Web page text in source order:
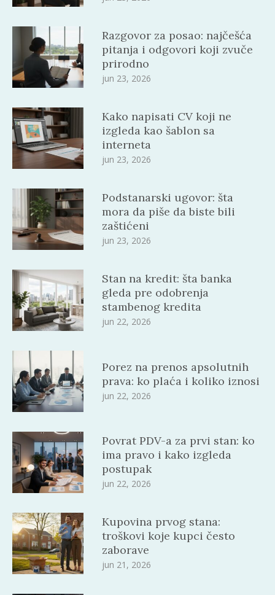
Razgovor za posao: najčešća
pitanja i odgovori koji zvuče
prirodno
jun 23, 2026
Kako napisati CV koji ne
izgleda kao šablon sa
interneta
jun 23, 2026
Podstanarski ugovor: šta
mora da piše da biste bili
zaštićeni
jun 23, 2026
Stan na kredit: šta banka
gleda pre odobrenja
stambenog kredita
jun 22, 2026
Porez na prenos apsolutnih
prava: ko plaća i koliko iznosi
jun 22, 2026
Povrat PDV-a za prvi stan: ko
ima pravo i kako izgleda
postupak
jun 22, 2026
Kupovina prvog stana:
troškovi koje kupci često
zaborave
jun 21, 2026